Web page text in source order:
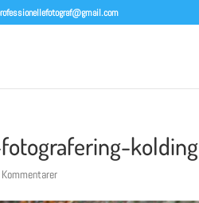
kolding